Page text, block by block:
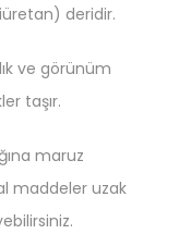
deridir.
ve görünüm
taşır.
maruz
maddeler uzak